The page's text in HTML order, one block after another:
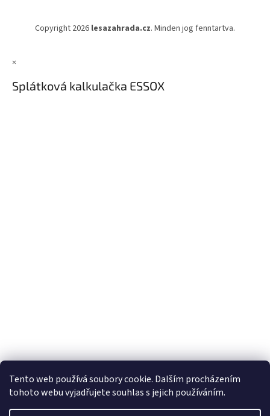
Tento web používá soubory cookie. Dalším procházením
tohoto webu vyjadřujete souhlas s jejich používáním.
Copyright 2026 lesazahrada.cz. Minden jog fenntartva.
×
Splátková kalkulačka ESSOX